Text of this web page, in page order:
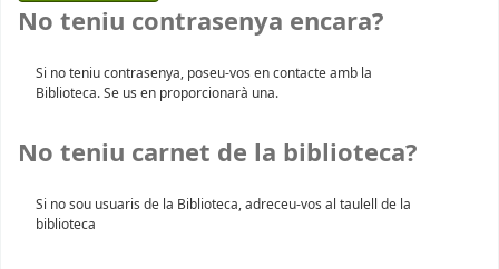
No teniu contrasenya encara?
Si no teniu contrasenya, poseu-vos en contacte amb la
Biblioteca. Se us en proporcionarà una.
No teniu carnet de la biblioteca?
Si no sou usuaris de la Biblioteca, adreceu-vos al taulell de la
biblioteca